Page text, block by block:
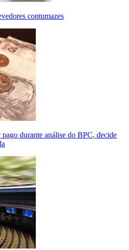
contumazes
durante análise do BPC, decide